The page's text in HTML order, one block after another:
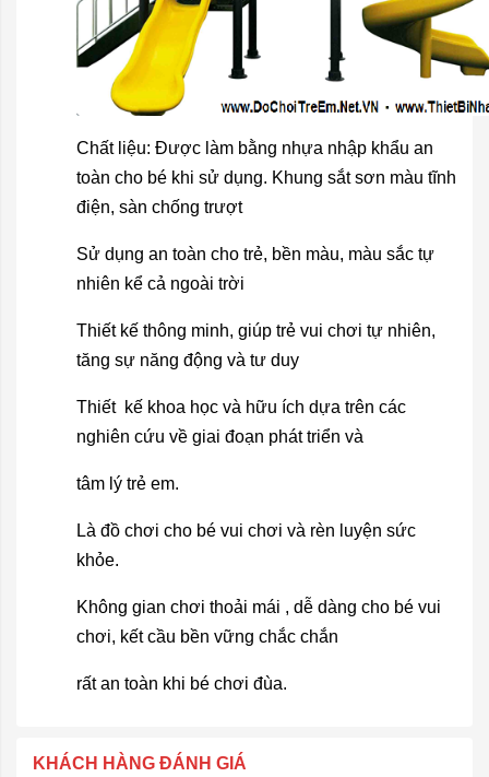
Chất liệu: Được làm bằng nhựa nhập khẩu an
toàn cho bé khi sử dụng. Khung sắt sơn màu tĩnh
điện, sàn chống trượt
Sử dụng an toàn cho trẻ, bền màu, màu sắc tự
nhiên kể cả ngoài trời
Thiết kế thông minh, giúp trẻ vui chơi tự nhiên,
tăng sự năng động và tư duy
Thiết kế khoa học và hữu ích dựa trên các
nghiên cứu về giai đoạn phát triển và
tâm lý trẻ em.
Là đồ chơi cho bé vui chơi và rèn luyện sức
khỏe.
Không gian chơi thoải mái , dễ dàng cho bé vui
chơi, kết cầu bền vững chắc chắn
rất an toàn khi bé chơi đùa.
KHÁCH HÀNG ĐÁNH GIÁ